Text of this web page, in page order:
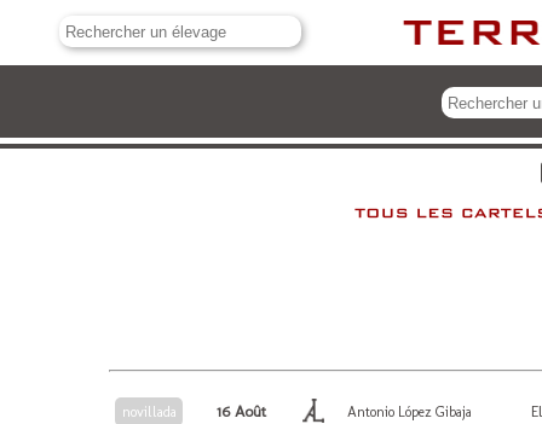
novillada 16 Août Antonio López Gibaja